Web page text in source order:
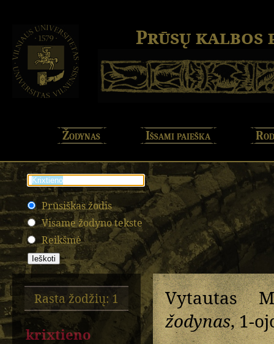
Prūsų kalbos
Žodynas Išsami paieška
Prūsiškas žodis
Visame žodyno tekste
Reikšmė
Rasta žodžių: 1
krixtieno
Vytautas
žodynas, 1-